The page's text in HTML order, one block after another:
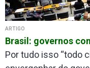
ARTIGO
Brasil: governos
Por tudo isso “todo